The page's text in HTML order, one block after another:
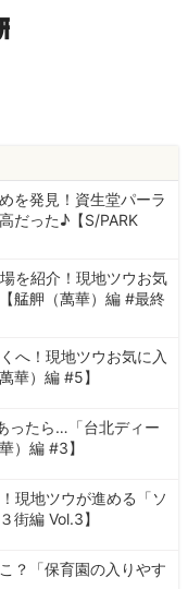
を発見！資生堂パーラ
だった♪【S/PARK
を紹介！現地ツウお気
艋舺（萬華）編 #最終
へ！現地ツウお気に入
華）編 #5】
ったら…「台北ディー
）編 #3】
現地ツウが進める「ソ
街編 Vol.3】
？「保育園の入りやす